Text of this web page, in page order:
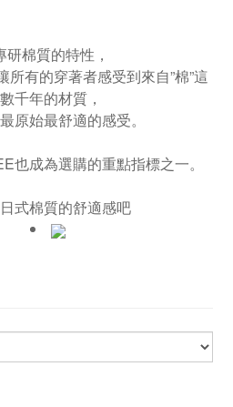
研棉質的特性，
有的穿著者感受到來自”棉”這
千年的材質，
原始最舒適的感受。
也成為選購的重點指標之一。
式棉質的舒適感吧